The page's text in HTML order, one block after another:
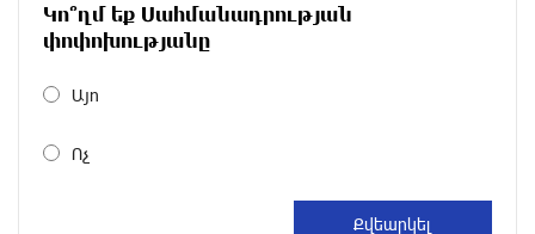
հավանություն է տվել Հորմուզի նեղուցի
վերաբերյալ օրինագծին
14 ժամ առաջ
Կո՞ղմ եք Սահմանադրության
փոփոխությանը
Այո
Ոչ